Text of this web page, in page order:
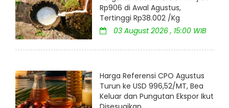
Rp906 di Awal Agustus,
Tertinggi Rp38.002 /Kg
03 August 2026 , 15:00 WIB
Harga Referensi CPO Agustus
Turun ke USD 996,52/MT, Bea
Keluar dan Pungutan Ekspor Ikut